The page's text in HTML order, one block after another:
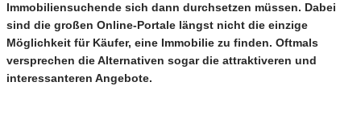
Immobiliensuchende sich dann durchsetzen müssen. Dabei
sind die großen Online-Portale längst nicht die einzige
Möglichkeit für Käufer, eine Immobilie zu finden. Oftmals
versprechen die Alternativen sogar die attraktiveren und
interessanteren Angebote.